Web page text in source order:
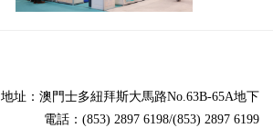
地址：澳門士多紐拜斯大馬路No.63B-65A地下
電話：(853) 2897 6198/(853) 2897 6199